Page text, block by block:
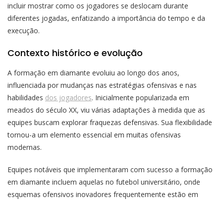
incluir mostrar como os jogadores se deslocam durante
diferentes jogadas, enfatizando a importância do tempo e da
execução.
Contexto histórico e evolução
A formação em diamante evoluiu ao longo dos anos,
influenciada por mudanças nas estratégias ofensivas e nas
habilidades dos jogadores. Inicialmente popularizada em
meados do século XX, viu várias adaptações à medida que as
equipes buscam explorar fraquezas defensivas. Sua flexibilidade
tornou-a um elemento essencial em muitas ofensivas
modernas.
Equipes notáveis que implementaram com sucesso a formação
em diamante incluem aquelas no futebol universitário, onde
esquemas ofensivos inovadores frequentemente estão em